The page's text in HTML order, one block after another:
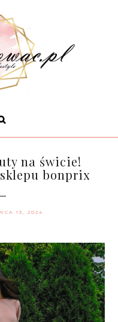
na świcie!
bonprix
13, 2024